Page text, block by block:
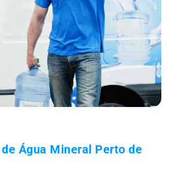
Água Mineral Perto de